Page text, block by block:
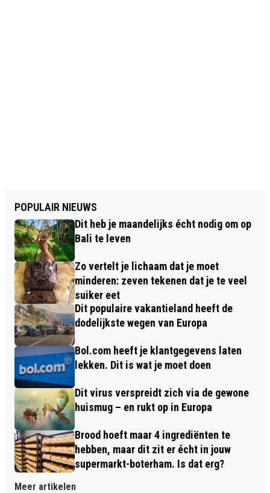
POPULAIR NIEUWS
Dit heb je maandelijks écht nodig om op
Bali te leven
Zo vertelt je lichaam dat je moet
minderen: zeven tekenen dat je te veel
suiker eet
Dit populaire vakantieland heeft de
dodelijkste wegen van Europa
Bol.com heeft je klantgegevens laten
lekken. Dit is wat je moet doen
Dit virus verspreidt zich via de gewone
huismug – en rukt op in Europa
Brood hoeft maar 4 ingrediënten te
hebben, maar dit zit er écht in jouw
supermarkt-boterham. Is dat erg?
Meer artikelen